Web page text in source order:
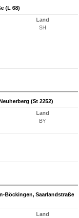
(L 68)
Land
SH
(St 2252)
Land
BY
Böckingen, Saarlandstraße
Land